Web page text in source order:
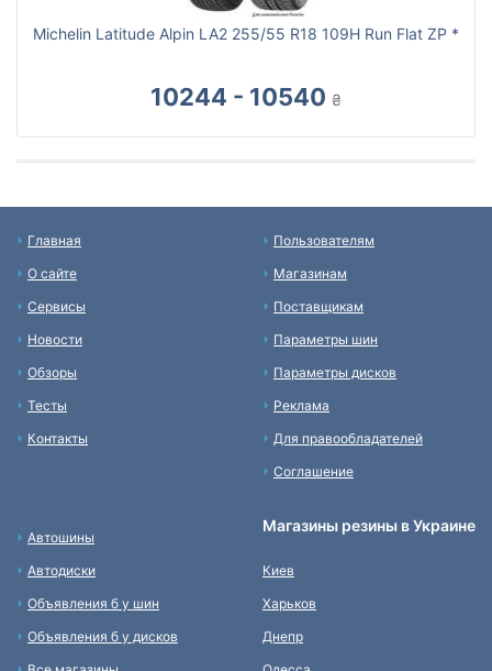
Michelin Latitude Alpin LA2 255/55 R18 109H Run Flat ZP *
10244 - 10540 ₴
Главная
О сайте
Сервисы
Новости
Обзоры
Тесты
Контакты
Пользователям
Магазинам
Поставщикам
Параметры шин
Параметры дисков
Реклама
Для правообладателей
Соглашение
Автошины
Автодиски
Объявления б у шин
Объявления б у дисков
Магазины резины в Украине
Киев
Харьков
Днепр